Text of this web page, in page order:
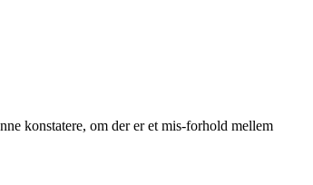
konstatere, om der er et mis-forhold mellem